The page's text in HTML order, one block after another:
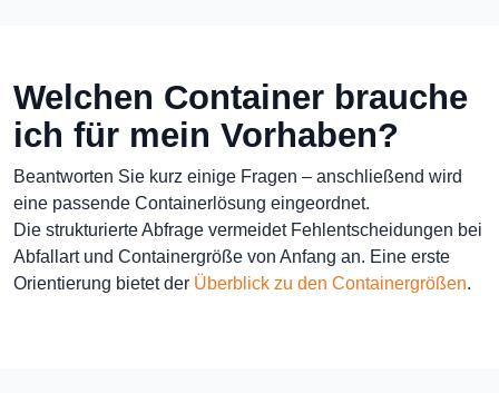
Welchen Container brauche
ich für mein Vorhaben?
Beantworten Sie kurz einige Fragen – anschließend wird
eine passende Containerlösung eingeordnet.
Die strukturierte Abfrage vermeidet Fehlentscheidungen bei
Abfallart und Containergröße von Anfang an. Eine erste
Orientierung bietet der Überblick zu den Containergrößen.